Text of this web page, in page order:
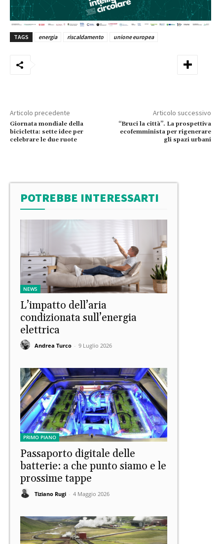
TAGS energia riscaldamento unione europea
Articolo precedente
Giornata mondiale della
bicicletta: sette idee per
celebrare le due ruote
Articolo successivo
“Bruci la città”. La prospettiva
ecofemminista per rigenerare
gli spazi urbani
POTREBBE INTERESSARTI
NEWS
L’impatto dell’aria
condizionata sull’energia
elettrica
Andrea Turco - 9 Luglio 2026
PRIMO PIANO
Passaporto digitale delle
batterie: a che punto siamo e le
prossime tappe
Tiziano Rugi - 4 Maggio 2026